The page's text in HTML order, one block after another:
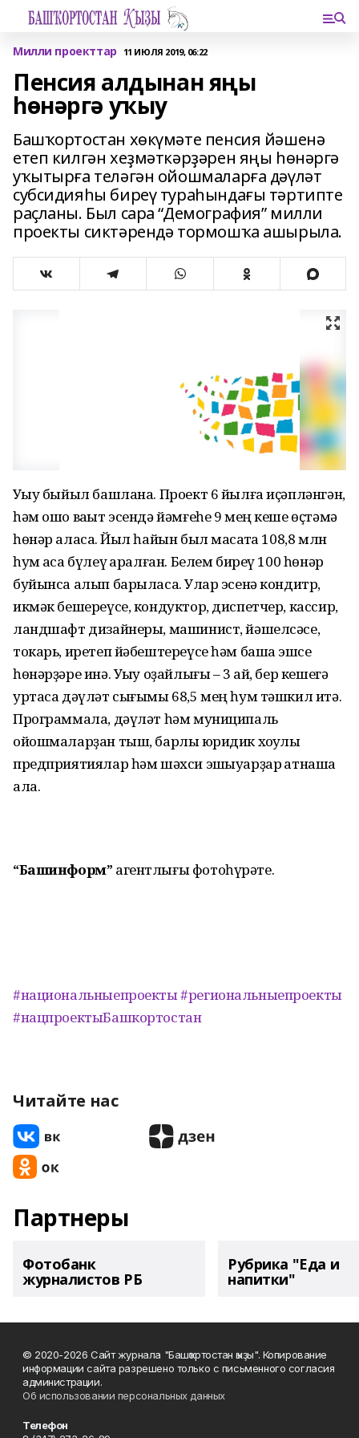
Милли проекттар 11 ИЮЛЯ 2019, 06:22
Пенсия алдынан яңы
һөнәргә уҡыу
Башҡортостан хөкүмәте пенсия йәшенә
етеп килгән хеҙмәткәрҙәрен яңы һөнәргә
уҡытырға теләгән ойошмаларға дәүләт
субсидияһы биреү тураһындағы тәртипте
раҫланы. Был сара “Демография” милли
проекты сиктәрендә тормошҡа ашырыла.
Уҡыу быйыл башлана. Проект 6 йылға иҫәпләнгән,
һәм ошо ваҡыт эсендә йәмғеһе 9 мең кеше өҫтәмә
һөнәр аласаҡ. Йыл һайын был маҡсатҡа 108,8 млн
һум аҡса бүлеү ҡаралған. Белем биреү 100 һөнәр
буйынса алып барыласаҡ. Улар эсенә кондитр,
икмәк бешереүсе, кондуктор, диспетчер, кассир,
ландшафт дизайнеры, машинист, йәшелсәсе,
токарь, иретеп йәбештереүсе һәм башҡа эшсе
һөнәрҙәре инә. Уҡыу оҙайлығы – 3 ай, бер кешегә
уртаса дәүләт сығымы 68,5 мең һум тәшкил итә.
Программала, дәүләт һәм муниципаль
ойошмаларҙан тыш, барлыҡ юридик хоҡуҡлы
предприятиялар һәм шәхси эшҡыуарҙар ҡатнаша
ала.
“Башинформ” агентлығы фотоһүрәте.
#национальныепроекты#региональныепроекты
#нацпроектыБашкортостан
Читайте нас
Партнеры
Фотобанк
журналистов РБ
Рубрика "Еда и
напитки"
© 2020-2026 Сайт журнала "Башҡортостан ҡыҙы". Копирование
информации сайта разрешено только с письменного согласия
администрации.
Об использовании персональных данных
Телефон